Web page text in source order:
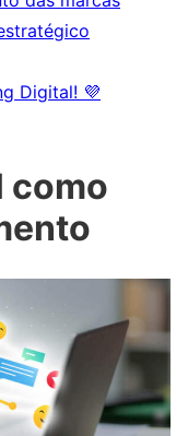
Digital! 💜
como